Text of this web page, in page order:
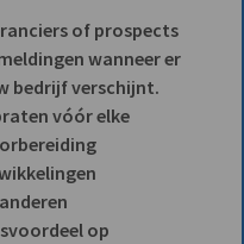
of prospects
wanneer er
bedrijf verschijnt.
vóór elke
op